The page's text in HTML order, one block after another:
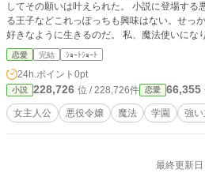
してその願いは叶えられた。 小説に登場する悪役令嬢と
る王子などこれっぽっちも興味はない。せっ
好きなように生きるのだ。 私、魔法使いになります！ ※ご都合主義、設定ゆる
いです ※小説家になろう様にも掲載しています
恋愛 完結 ｼｮｰﾄｼｮｰﾄ
24h.ポイント 0pt
小説 228,726 位 / 228,726件 恋愛 66,355
女主人公 悪役令嬢 魔法 学園 強い
最終更新